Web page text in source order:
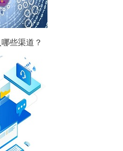
些渠道？